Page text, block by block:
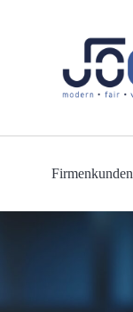
Firmenkunden